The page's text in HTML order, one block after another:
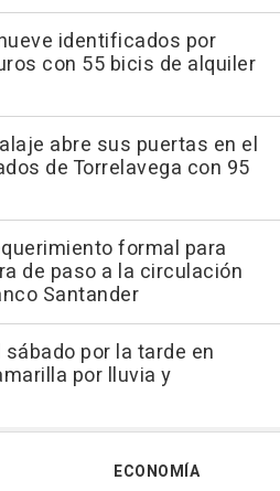
identificados por
con 55 bicis de alquiler
abre sus puertas en el
de Torrelavega con 95
formal para
de paso a la circulación
Santander
por la tarde en
por lluvia y
ECONOMÍA